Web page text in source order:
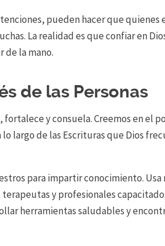
pueden hacer que quienes
La realidad es que confiaren
de la mano.
de las Personas
y consuela. Creemos en el
largo de las Escrituras que Dios
para impartir conocimiento.
y profesionales
herramientas saludables y